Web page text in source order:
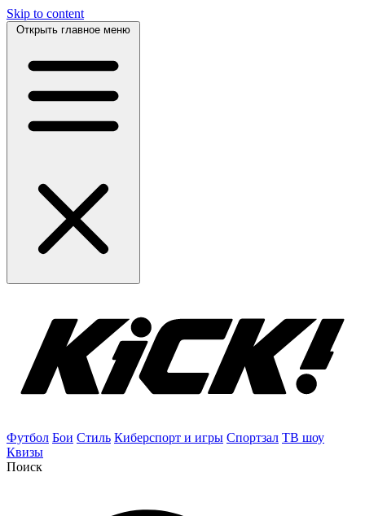
Skip to content
Открыть главное меню
Футбол Бои Стиль Киберспорт и игры Спортзал ТВ шоу
Квизы
Поиск